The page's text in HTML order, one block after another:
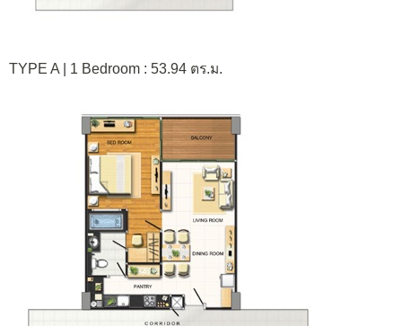
TYPE A | 1 Bedroom : 53.94 ตร.ม.